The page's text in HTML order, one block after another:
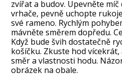
zvířat a budov. Upevněte
vrhače, pevně uchopte
své rameno. Rychlým
mávněte směrem dopředu.
Když bude švih dostatečně
košíčku. Zkuste hod
směr a vlastnosti hodu.
obrázek na obale.